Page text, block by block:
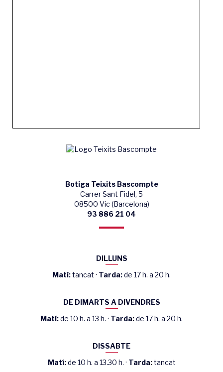
Botiga Teixits Bascompte
Carrer Sant Fidel, 5
08500 Vic (Barcelona)
93 886 21 04
DILLUNS
Matí:tancat · Tarda:de 17 h. a 20 h.
DE DIMARTS A DIVENDRES
Matí:de 10 h. a 13 h. · Tarda:de 17 h. a 20 h.
DISSABTE
Matí:de 10 h. a 13.30 h. · Tarda:tancat